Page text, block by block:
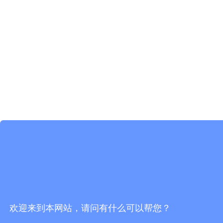
欢迎来到本网站，请问有什么可以帮您？